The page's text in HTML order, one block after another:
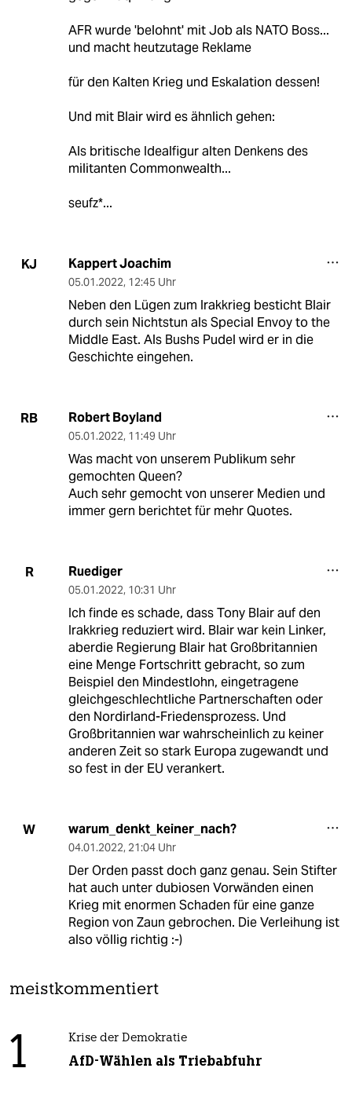
AFR wurde 'belohnt' mit Job als NATO Boss...
und macht heutzutage Reklame
für den Kalten Krieg und Eskalation dessen!
Und mit Blair wird es ähnlich gehen:
Als britische Idealfigur alten Denkens des
militanten Commonwealth...
seufz*...
KJ Kappert Joachim
05.01.2022, 12:45 Uhr
Neben den Lügen zum Irakkrieg besticht Blair
durch sein Nichtstun als Special Envoy to the
Middle East. Als Bushs Pudel wird er in die
Geschichte eingehen.
RB Robert Boyland
05.01.2022, 11:49 Uhr
Was macht von unserem Publikum sehr
gemochten Queen?
Auch sehr gemocht von unserer Medien und
immer gern berichtet für mehr Quotes.
R Ruediger
05.01.2022, 10:31 Uhr
Ich finde es schade, dass Tony Blair auf den
Irakkrieg reduziert wird. Blair war kein Linker,
aberdie Regierung Blair hat Großbritannien
eine Menge Fortschritt gebracht, so zum
Beispiel den Mindestlohn, eingetragene
gleichgeschlechtliche Partnerschaften oder
den Nordirland-Friedensprozess. Und
Großbritannien war wahrscheinlich zu keiner
anderen Zeit so stark Europa zugewandt und
so fest in der EU verankert.
W warum_denkt_keiner_nach?
04.01.2022, 21:04 Uhr
Der Orden passt doch ganz genau. Sein Stifter
hat auch unter dubiosen Vorwänden einen
Krieg mit enormen Schaden für eine ganze
Region von Zaun gebrochen. Die Verleihung ist
also völlig richtig :-)
meistkommentiert
1 Krise der Demokratie
AfD-Wählen als Triebabfuhr